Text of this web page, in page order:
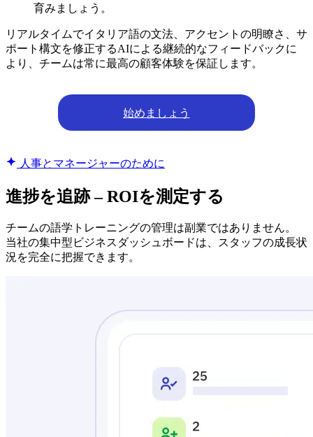
育みましょう。
リアルタイムでイタリア語の文法、アクセントの明瞭さ、サ
ポート構文を修正するAIによる継続的なフィードバックに
より、チームは常に最高の顧客体験を保証します。
始めましょう
人事とマネージャーのために
進捗を追跡 – ROIを測定する
チームの語学トレーニングの管理は副業ではありません。
当社の集中型ビジネスダッシュボードは、スタッフの成長状
況を完全に把握できます。